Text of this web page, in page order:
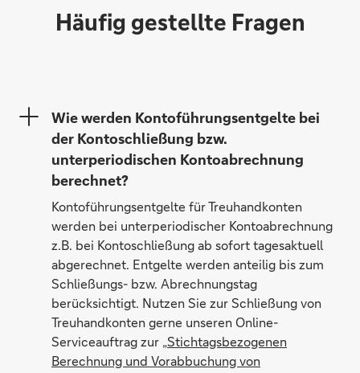
Häufig gestellte Fragen
Wie werden Kontoführungsentgelte bei
der Kontoschließung bzw.
unterperiodischen Kontoabrechnung
berechnet?
Kontoführungsentgelte für Treuhandkonten
werden bei unterperiodischer Kontoabrechnung
z.B. bei Kontoschließung ab sofort tagesaktuell
abgerechnet. Entgelte werden anteilig bis zum
Schließungs- bzw. Abrechnungstag
berücksichtigt. Nutzen Sie zur Schließung von
Treuhandkonten gerne unseren Online-
Serviceauftrag zur „Stichtagsbezogenen
Berechnung und Vorabbuchung von